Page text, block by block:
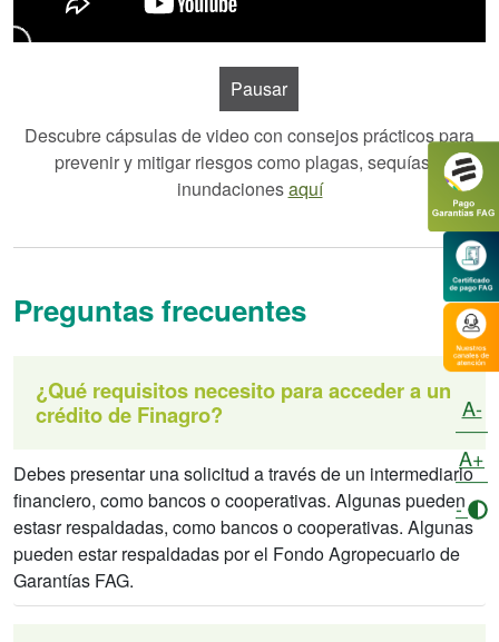
Pausar
Descubre cápsulas de video con consejos prácticos para
prevenir y mitigar riesgos como plagas, sequías e
inundacionesaquí
Preguntas frecuentes
¿Qué requisitos necesito para acceder a un
crédito de Finagro?
Debes presentar una solicitud a través de un intermediario
financiero, como bancos o cooperativas. Algunas pueden
estasr respaldadas, como bancos o cooperativas. Algunas
pueden estar respaldadas por el Fondo Agropecuario de
Garantías FAG.
A-
A+
-